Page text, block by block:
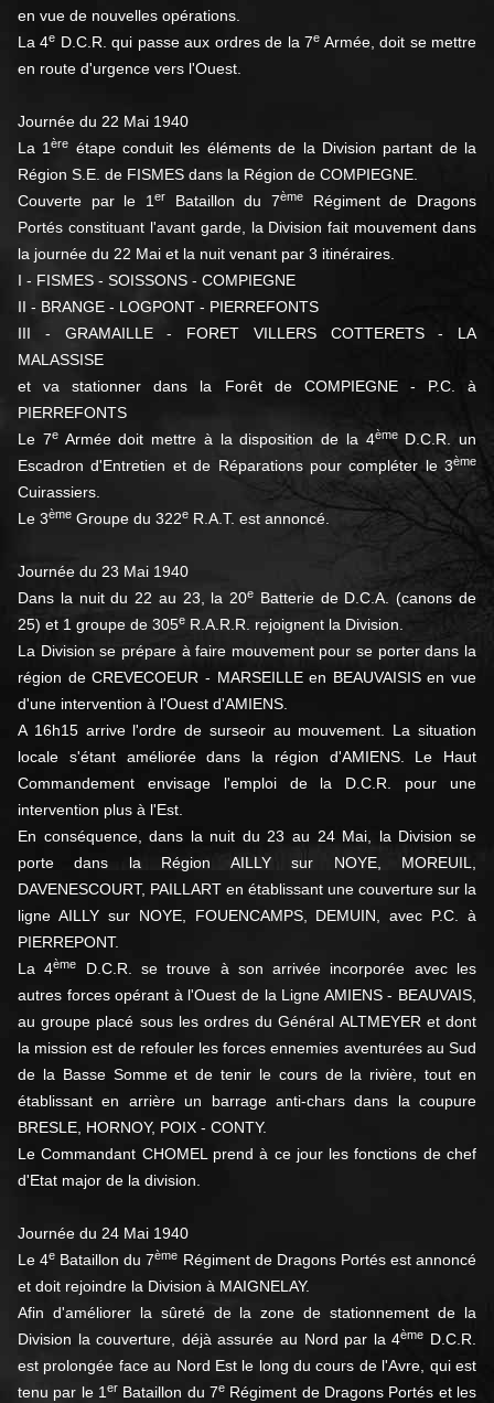
en vue de nouvelles opérations.
La 4e D.C.R. qui passe aux ordres de la 7e Armée, doit se mettre
en route d'urgence vers l'Ouest.
Journée du 22 Mai 1940
La 1ère étape conduit les éléments de la Division partant de la
Région S.E. de FISMES dans la Région de COMPIEGNE.
Couverte par le 1 er Bataillon du 7ème
Régiment de Dragons
Portés constituant l'avant garde, la Division fait mouvement dans
la journée du 22 Mai et la nuit venant par 3 itinéraires.
I - FISMES - SOISSONS - COMPIEGNE
II - BRANGE - LOGPONT - PIERREFONTS
III - GRAMAILLE - FORET VILLERS COTTERETS - LA
MALASSISE
et va stationner dans la Forêt de COMPIEGNE - P.C. à
PIERREFONTS
Le 7eArmée doit mettre à la disposition de la 4èmeD.C.R. un
Escadron d'Entretien et de Réparations pour compléter le 3ème
Cuirassiers.
Le 3ème Groupe du 322e R.A.T. est annoncé.
Journée du 23 Mai 1940
Dans la nuit du 22 au 23, la 20e Batterie de D.C.A. (canons de
25) et 1 groupe de 305e R.A.R.R. rejoignent la Division.
La Division se prépare à faire mouvement pour se porter dans la
région de CREVECOEUR - MARSEILLE en BEAUVAISIS en vue
d'une intervention à l'Ouest d'AMIENS.
A 16h15 arrive l'ordre de surseoir au mouvement. La situation
locale s'étant améliorée dans la région d'AMIENS. Le Haut
Commandement envisage l'emploi de la D.C.R. pour une
intervention plus à l'Est.
En conséquence, dans la nuit du 23 au 24 Mai, la Division se
porte dans la Région AILLY sur NOYE, MOREUIL,
DAVENESCOURT, PAILLART en établissant une couverture sur la
ligne AILLY sur NOYE, FOUENCAMPS, DEMUIN, avec P.C. à
PIERREPONT.
La 4ème
D.C.R. se trouve à son arrivée incorporée avec les
autres forces opérant à l'Ouest de la Ligne AMIENS - BEAUVAIS,
au groupe placé sous les ordres du Général ALTMEYER et dont
la mission est de refouler les forces ennemies aventurées au Sud
de la Basse Somme et de tenir le cours de la rivière, tout en
établissant en arrière un barrage anti-chars dans la coupure
BRESLE, HORNOY, POIX - CONTY.
Le Commandant CHOMEL prend à ce jour les fonctions de chef
d'Etat major de la division.
Journée du 24 Mai 1940
Le 4e Bataillon du 7ème Régiment de Dragons Portés est annoncé
et doit rejoindre la Division à MAIGNELAY.
Afin d'améliorer la sûreté de la zone de stationnement de la
Division la couverture, déjà assurée au Nord par la 4ème D.C.R.
est prolongée face au Nord Est le long du cours de l'Avre, qui est
tenu par le 1 er Bataillon du 7e Régiment de Dragons Portés et les